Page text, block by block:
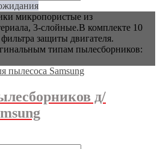
микропористые из
3-слойные.В комплекте 10
защиты двигателя.
типам пылесборников:
д/